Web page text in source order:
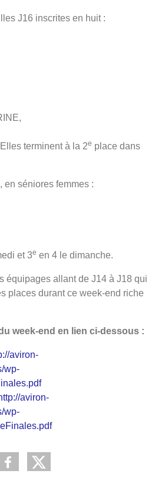
J16 inscrites en huit :
terminent à la 2e place dans
en séniores femmes :
et 3e en 4 le dimanche.
équipages allant de J14 à J18 qui
places durant ce week-end riche
week-end en lien ci-dessous :
aviron-
wp-
aviron-
wp-